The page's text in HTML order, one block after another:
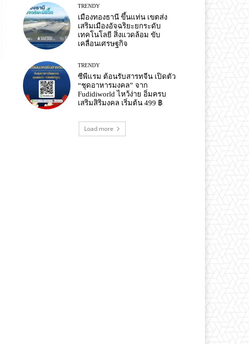
TRENDY
เมืองทองธานี ขึ้นแท่น เขตส่ง
เสริมเมืองอัจฉริยะยกระดับ
เทคโนโลยี สิ่งแวดล้อม ขับ
เคลื่อนเศรษฐกิจ
TRENDY
ซีพีแรม ต้อนรับสารทจีน เปิดตัว
“ชุดอาหารมงคล” จาก
Fudidiworld ไหว้ง่าย อิ่มครบ
เสริมสิริมงคล เริ่มต้น 499 ฿
Load more